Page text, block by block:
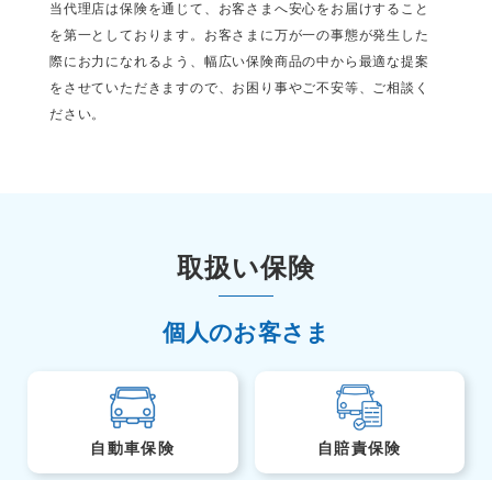
当代理店は保険を通じて、お客さまへ安心をお届けすること
を第一としております。お客さまに万が一の事態が発生した
際にお力になれるよう、幅広い保険商品の中から最適な提案
をさせていただきますので、お困り事やご不安等、ご相談く
ださい。
取扱い保険
個人のお客さま
自動車保険 自賠責保険